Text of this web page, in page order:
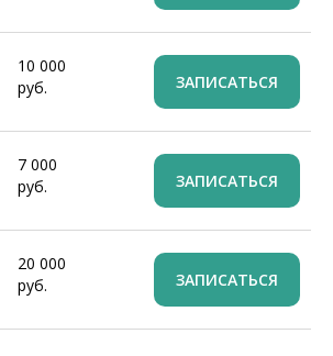
10 000
руб.
ЗАПИСАТЬСЯ
7 000
руб.
ЗАПИСАТЬСЯ
20 000
руб.
ЗАПИСАТЬСЯ